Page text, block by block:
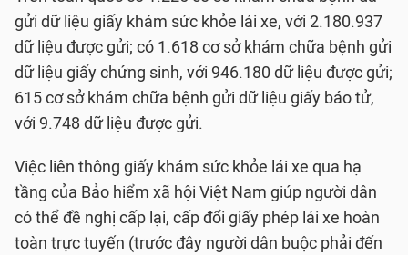
gửi dữ liệu giấy khám sức khỏe lái xe, với 2.180.937
dữ liệu được gửi; có 1.618 cơ sở khám chữa bệnh gửi
dữ liệu giấy chứng sinh, với 946.180 dữ liệu được gửi;
615 cơ sở khám chữa bệnh gửi dữ liệu giấy báo tử,
với 9.748 dữ liệu được gửi.
Việc liên thông giấy khám sức khỏe lái xe qua hạ
tầng của Bảo hiểm xã hội Việt Nam giúp người dân
có thể đề nghị cấp lại, cấp đổi giấy phép lái xe hoàn
toàn trực tuyến (trước đây người dân buộc phải đến